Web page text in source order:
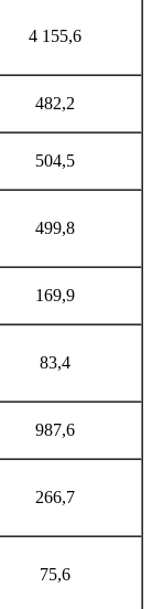
4 155,6
482,2
504,5
499,8
169,9
83,4
987,6
266,7
75,6